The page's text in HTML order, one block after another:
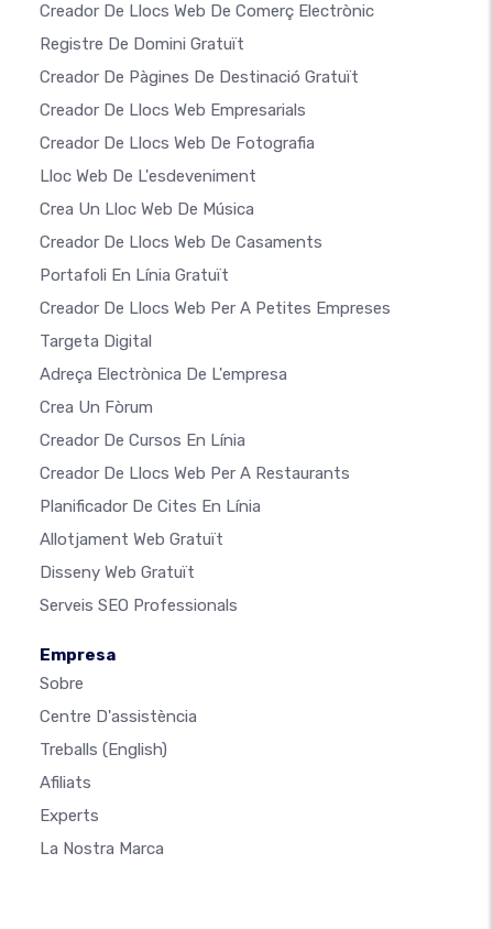
Creador De Llocs Web De Comerç Electrònic
Registre De Domini Gratuït
Creador De Pàgines De Destinació Gratuït
Creador De Llocs Web Empresarials
Creador De Llocs Web De Fotografia
Lloc Web De L'esdeveniment
Crea Un Lloc Web De Música
Creador De Llocs Web De Casaments
Portafoli En Línia Gratuït
Creador De Llocs Web Per A Petites Empreses
Targeta Digital
Adreça Electrònica De L'empresa
Crea Un Fòrum
Creador De Cursos En Línia
Creador De Llocs Web Per A Restaurants
Planificador De Cites En Línia
Allotjament Web Gratuït
Disseny Web Gratuït
Serveis SEO Professionals
Empresa
Sobre
Centre D'assistència
Treballs (English)
Afiliats
Experts
La Nostra Marca